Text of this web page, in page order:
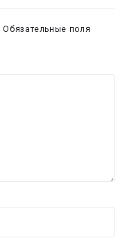
Обязательные поля